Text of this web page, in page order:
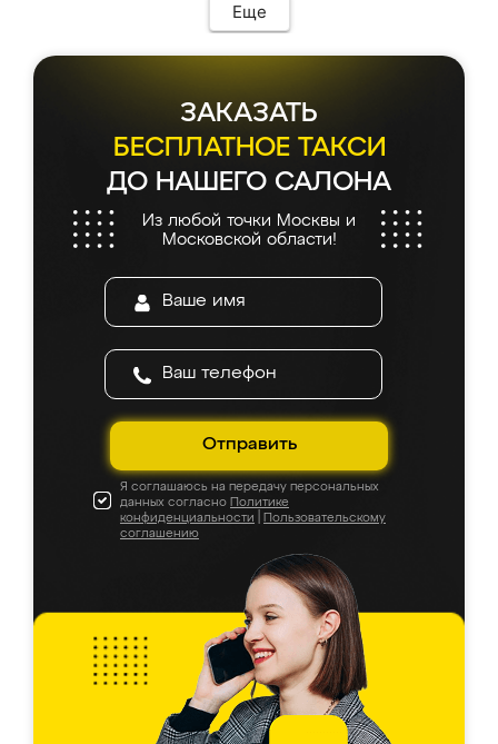
Еще
ЗАКАЗАТЬ
БЕСПЛАТНОЕ ТАКСИ
ДО НАШЕГО САЛОНА
Из любой точки Москвы и
Московской области!
Отправить
Я соглашаюсь на передачу персональных
данных согласно Политике
конфиденциальности
Пользовательскому
соглашению